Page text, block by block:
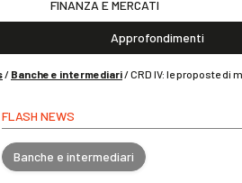
FINANZA E MERCATI
Approfondimenti
/ Banche e intermediari/CRD IV: le proposte di
FLASH NEWS
Banche e intermediari